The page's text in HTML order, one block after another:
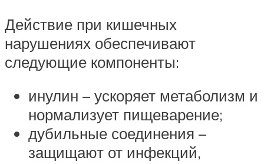
Действие при кишечных
нарушениях обеспечивают
следующие компоненты:
инулин – ускоряет метаболизм и
нормализует пищеварение;
дубильные соединения –
защищают от инфекций,